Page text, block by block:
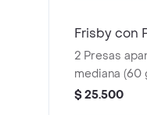
Frisby con
2 Presas
mediana (60
$ 25.500